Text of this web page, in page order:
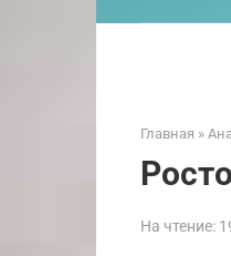
Главная »
На чтение: